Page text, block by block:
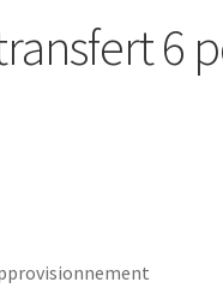
6